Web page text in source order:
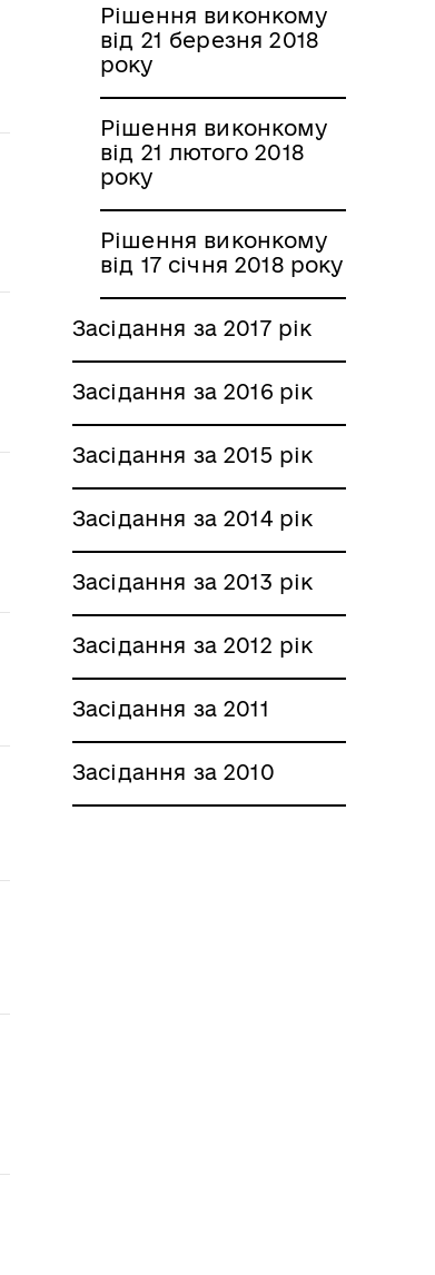
Рішення виконкому
від 21 березня 2018
року
Рішення виконкому
від 21 лютого 2018
року
Рішення виконкому
від 17 січня 2018 року
Засідання за 2017 рік
Засідання за 2016 рік
Засідання за 2015 рік
Засідання за 2014 рік
Засідання за 2013 рік
Засідання за 2012 рік
Засідання за 2011
Засідання за 2010